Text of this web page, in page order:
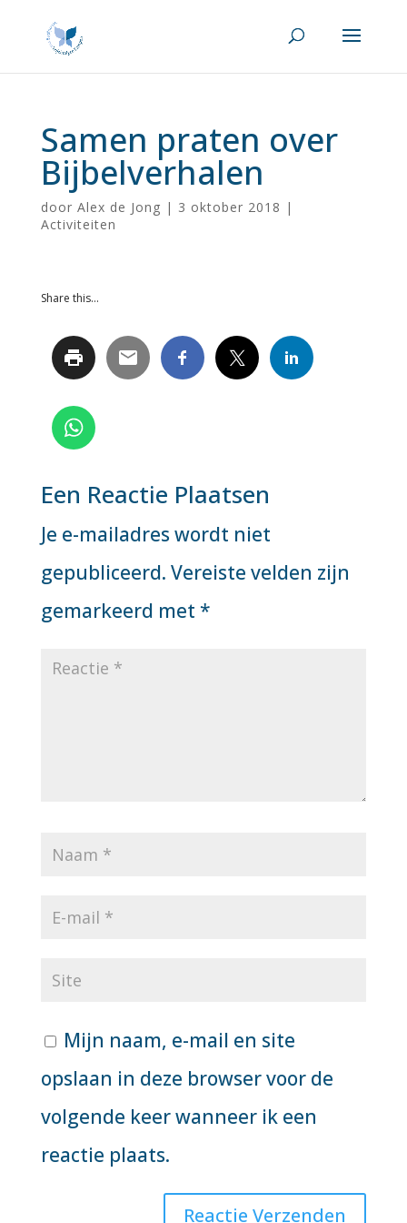
Samen praten over
Bijbelverhalen
door Alex de Jong | 3 oktober 2018 |
Activiteiten
Share this...
Een Reactie Plaatsen
Je e-mailadres wordt niet
gepubliceerd. Vereiste velden zijn
gemarkeerd met *
Mijn naam, e-mail en site
opslaan in deze browser voor de
volgende keer wanneer ik een
reactie plaats.